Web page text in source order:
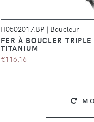
H0502017.BP | Boucleur
FER À BOUCLER TRIPLE
TITANIUM
€116,16